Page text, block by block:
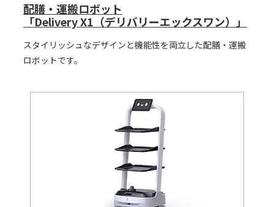
配膳・運搬ロボット
「Delivery X1（デリバリーエックスワン）」
スタイリッシュなデザインと機能性を両立した配膳・運搬
ロボットです。